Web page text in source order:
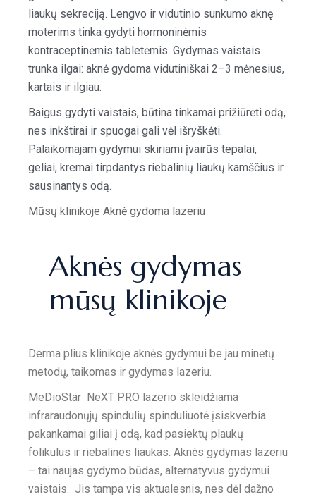
liaukų sekreciją. Lengvo ir vidutinio sunkumo aknę
moterims tinka gydyti hormoninėmis
kontraceptinėmis tabletėmis. Gydymas vaistais
trunka ilgai: aknė gydoma vidutiniškai 2–3 mėnesius,
kartais ir ilgiau.
Baigus gydyti vaistais, būtina tinkamai prižiūrėti odą,
nes inkštirai ir spuogai gali vėl išryškėti.
Palaikomajam gydymui skiriami įvairūs tepalai,
geliai, kremai tirpdantys riebalinių liaukų kamščius ir
sausinantys odą.
Mūsų klinikoje Aknė gydoma lazeriu
Aknės gydymas
mūsų klinikoje
Derma plius klinikoje aknės gydymui be jau minėtų
metodų, taikomas ir gydymas lazeriu.
MeDioStar NeXT PRO lazerio skleidžiama
infraraudonųjų spindulių spinduliuotė įsiskverbia
pakankamai giliai į odą, kad pasiektų plaukų
folikulus ir riebalines liaukas. Aknės gydymas lazeriu
– tai naujas gydymo būdas, alternatyvus gydymui
vaistais. Jis tampa vis aktualesnis, nes dėl dažno